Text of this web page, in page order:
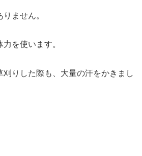
ません。
を使います。
りした際も、大量の汗をかきまし